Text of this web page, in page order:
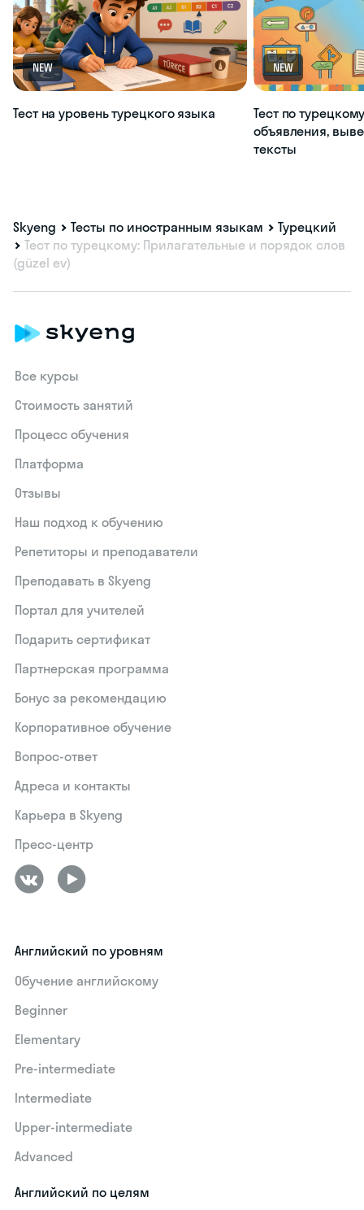
NEW
Тест на уровень турецкого языка
NEW
Тест по
объявления,
тексты
Skyeng Тесты по иностранным языкам
Турецкий
Тест по турецкому: Прилагательные и порядок слов
(güzel ev)
Все курсы
Стоимость занятий
Процесс обучения
Платформа
Отзывы
Наш подход к обучению
Репетиторы и преподаватели
Преподавать в Skyeng
Портал для учителей
Подарить сертификат
Партнерская программа
Бонус за рекомендацию
Корпоративное обучение
Вопрос-ответ
Адреса и контакты
Карьера в Skyeng
Пресс-центр
Английский по уровням
Обучение английскому
Beginner
Elementary
Pre-intermediate
Intermediate
Upper-intermediate
Advanced
Английский по целям